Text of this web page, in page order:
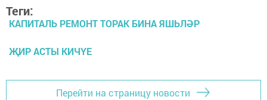
Теги:
КАПИТАЛЬ РЕМОНТ ТОРАК БИНА ЯШЬ­ЛӘР
ҖИР АСТЫ КИЧҮЕ
Перейти на страницу новости